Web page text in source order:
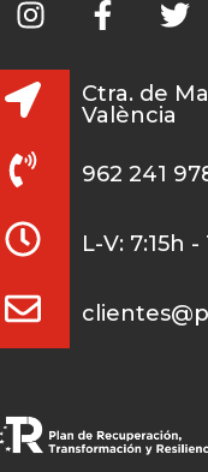
Ctra. de
València
962 241
L-V: 7:15h